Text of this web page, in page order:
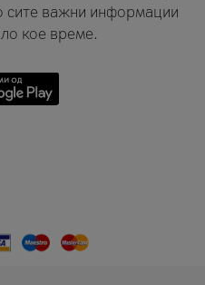
сите важни информации
кое време.